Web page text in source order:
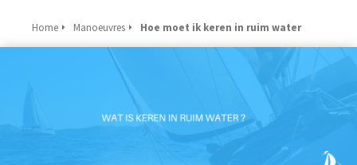
Home Manoeuvres Hoe moet ik keren in ruim water